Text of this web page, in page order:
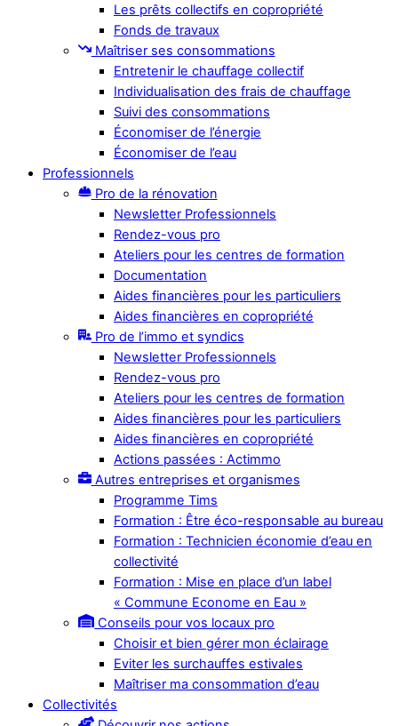
Les prêts collectifs en copropriété
Fonds de travaux
Maîtriser ses consommations
Entretenir le chauffage collectif
Individualisation des frais de chauffage
Suivi des consommations
Économiser de l’énergie
Économiser de l’eau
Professionnels
Pro de la rénovation
Newsletter Professionnels
Rendez-vous pro
Ateliers pour les centres de formation
Documentation
Aides financières pour les particuliers
Aides financières en copropriété
Pro de l’immo et syndics
Newsletter Professionnels
Rendez-vous pro
Ateliers pour les centres de formation
Aides financières pour les particuliers
Aides financières en copropriété
Actions passées : Actimmo
Autres entreprises et organismes
Programme Tims
Formation : Être éco-responsable au bureau
Formation : Technicien économie d’eau en
collectivité
Formation : Mise en place d’un label
« Commune Econome en Eau »
Conseils pour vos locaux pro
Choisir et bien gérer mon éclairage
Eviter les surchauffes estivales
Maîtriser ma consommation d’eau
Collectivités